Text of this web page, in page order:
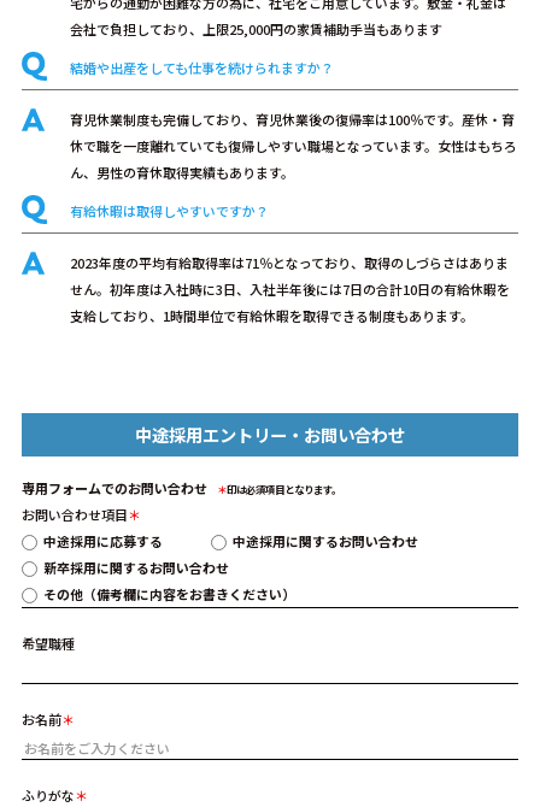
会社で負担しており、上限25,000円の家賃補助手当もあります
結婚や出産をしても仕事を続けられますか？
育児休業制度も完備しており、育児休業後の復帰率は100％です。産休・育
休で職を一度離れていても復帰しやすい職場となっています。女性はもちろ
ん、男性の育休取得実績もあります。
有給休暇は取得しやすいですか？
2023年度の平均有給取得率は71％となっており、取得のしづらさはありま
せん。初年度は入社時に3日、入社半年後には7日の合計10日の有給休暇を
支給しており、1時間単位で有給休暇を取得できる制度もあります。
中途採用エントリー・お問い合わせ
専用フォームでのお問い合わせ ＊印は必須項目となります。
お問い合わせ項目
中途採用に応募する
中途採用に関するお問い合わせ
新卒採用に関するお問い合わせ
その他（備考欄に内容をお書きください）
希望職種
お名前
ふりがな